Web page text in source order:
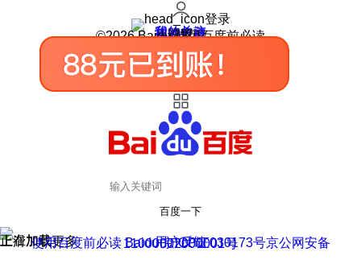
登录
我的关注
我的收藏
皮肤中心
用户反馈
设置
©2026 Baidu 使用百度前必读
百度一下
正在加载
上滑加载更多 用户反馈
使用百度前必读 Baidu 京ICP证030173号
京公网安备11000002000001号